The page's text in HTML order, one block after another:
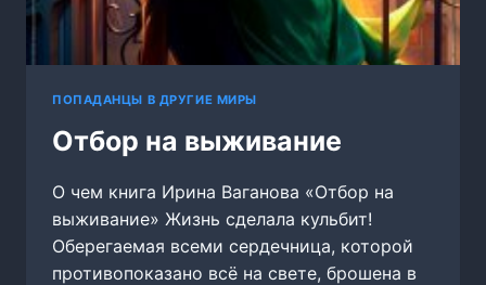
ПОПАДАНЦЫ В ДРУГИЕ МИРЫ
Отбор на выживание
О чем книга Ирина Ваганова «Отбор на
выживание» Жизнь сделала кульбит!
Оберегаемая всеми сердечница, которой
противопоказано всё на свете, брошена в